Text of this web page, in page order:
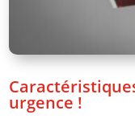
urgence !